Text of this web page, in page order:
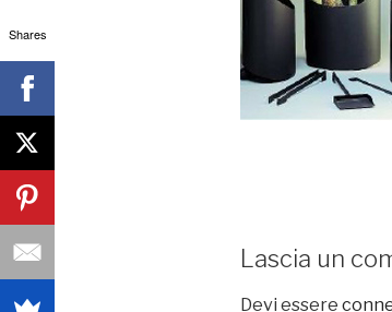
Lascia un
Devi essere
Shares